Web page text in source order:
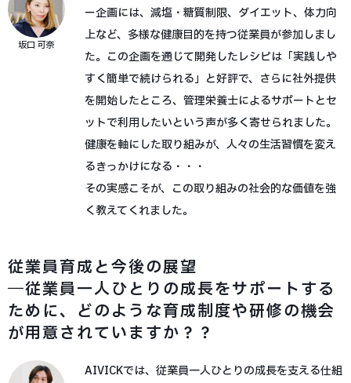
坂口 可奈
ー企画には、減塩・糖質制限、ダイエット、体力向
上など、多様な健康目的を持つ従業員が参加しまし
た。この企画を通じて開発したレシピは「実践しや
すく簡単で続けられる」と好評で、さらに社外提供
を開始したところ、管理栄養士によるサポートとセ
ットで利用したいという声が多く寄せられました。
健康を軸にした取り組みが、人々の生活習慣を変え
るきっかけになる・・・
その実感こそが、この取り組みの社会的な価値を強
く教えてくれました。
従業員育成と今後の展望
―従業員一人ひとりの成長をサポートする
ために、どのような育成制度や研修の機会
が用意されていますか？？
AIVICKでは、従業員一人ひとりの成長を支える仕組